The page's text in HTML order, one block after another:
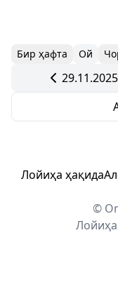
Бир ҳафта Ой
29.11.2025
Лойиҳа ҳақида
©
Лойиҳа